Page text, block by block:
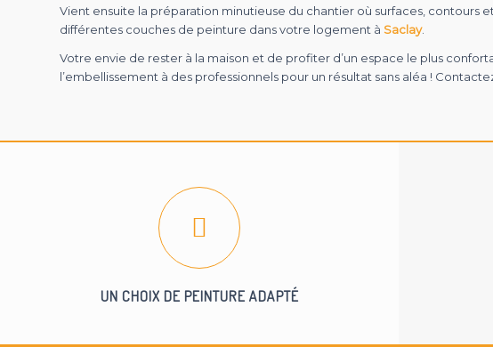
Vient ensuite la préparation minutieuse du chantier où surfaces, contours
différentes couches de peinture dans votre logement à Saclay.
Votre envie de rester à la maison et de profiter d’un espace le plus
l’embellissement à des professionnels pour un résultat sans aléa !
UN CHOIX DE PEINTURE ADAPTÉ